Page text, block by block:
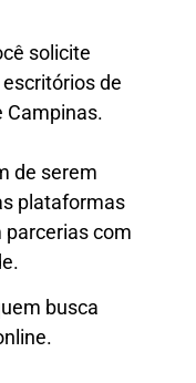
solicite
de
Campinas.
de serem
plataformas
com
busca